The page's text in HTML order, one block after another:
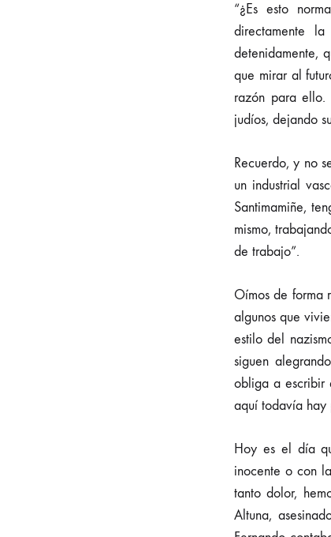
“¿Es esto
directamente
detenidamente,
que mirar al
razón para ello.
judíos, dejando
Recuerdo, y no
un industrial
Santimamiñe,
mismo,
de trabajo”.
Oímos de forma
algunos que
estilo del
siguen
obliga a escribir
aquí todavía hay
Hoy es el día
inocente o con
tanto dolor,
Altuna,